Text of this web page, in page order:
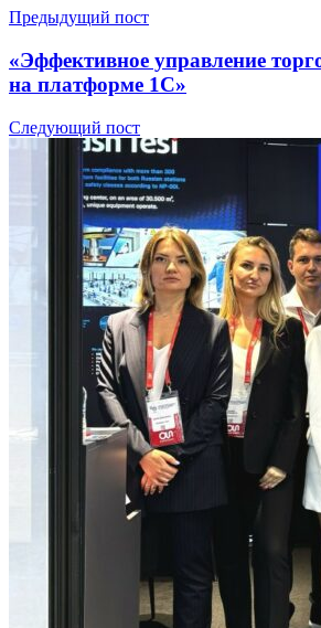
Предыдущий пост
«Эффективное управление
на платформе 1С»
Следующий пост